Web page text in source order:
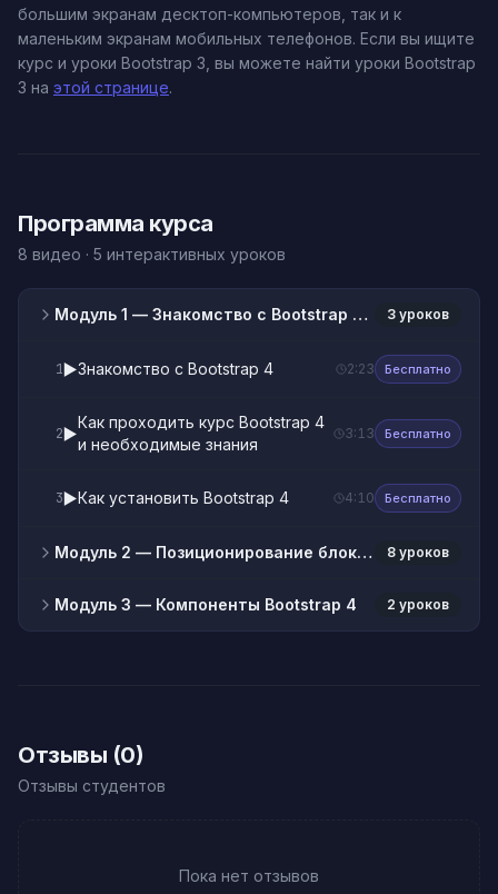
большим экранам десктоп-компьютеров, так и к
маленьким экранам мобильных телефонов. Если вы ищите
курс и уроки Bootstrap 3, вы можете найти уроки Bootstrap
3 на этой странице.
Программа курса
8 видео · 5 интерактивных уроков
Модуль 1 — Знакомство с Bootstrap 4 и установка 3 уроков
1▶️Знакомство с Bootstrap 4 2:23 Бесплатно
2▶️
Как проходить курс Bootstrap 4
и необходимые знания
3:13 Бесплатно
3▶️Как установить Bootstrap 4 4:10 Бесплатно
Модуль 2 — Позиционирование блоков (Grid System) 8 уроков
Модуль 3 — Компоненты Bootstrap 4 2 уроков
Отзывы (0)
Отзывы студентов
Пока нет отзывов